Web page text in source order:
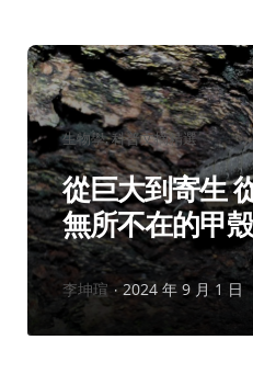
分
類：
生物學 科普文摘精選
從巨大到寄生
無所不在的甲
作
者：
李坤瑄 2024 年 9 月 1 日